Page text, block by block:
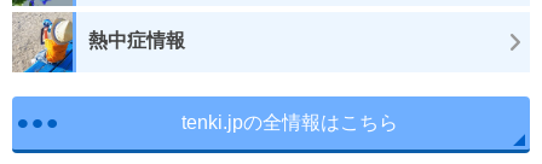
熱中症情報
tenki.jpの全情報はこちら